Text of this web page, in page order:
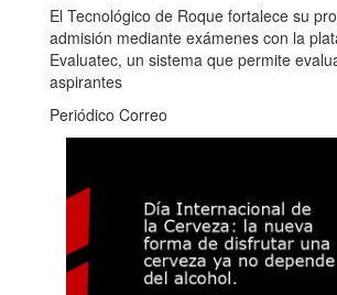
El Tecnológico de Roque fortalece su
admisión mediante exámenes con la
Evaluatec, un sistema que permite
aspirantes
Periódico Correo